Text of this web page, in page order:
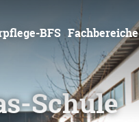
springen
BFS Fachbereiche
Schule